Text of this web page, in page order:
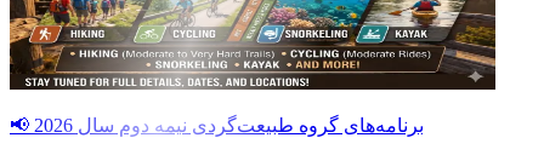
📢 برنامه‌های گروه طبیعت‌گردی نیمه دوم سال 2026